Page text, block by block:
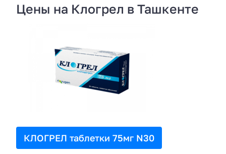
Цены на Клогрел в Ташкенте
КЛОГРЕЛ таблетки 75мг N30